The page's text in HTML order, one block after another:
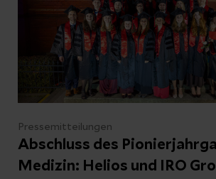
Pressemitteilungen
Abschluss des
Medizin: Helios und IRO